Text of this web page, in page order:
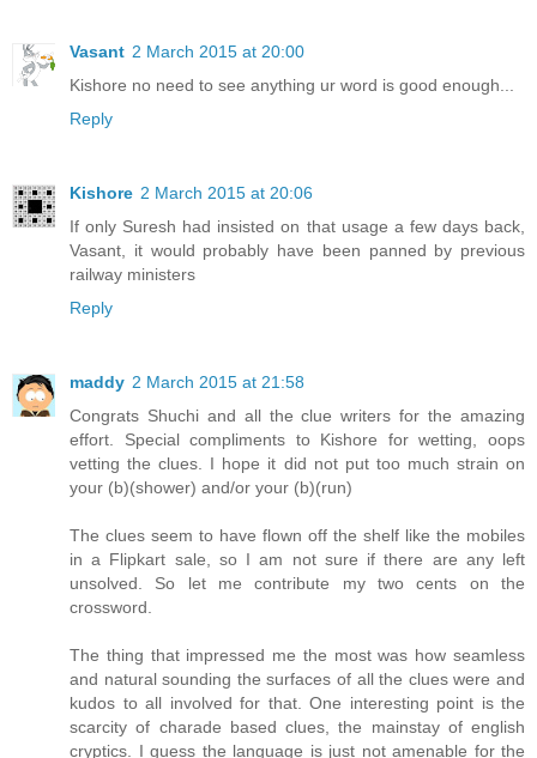
Vasant 2 March 2015 at 20:00
Kishore no need to see anything ur word is good enough...
Reply
Kishore 2 March 2015 at 20:06
If only Suresh had insisted on that usage a few days back,
Vasant, it would probably have been panned by previous
railway ministers
Reply
maddy 2 March 2015 at 21:58
Congrats Shuchi and all the clue writers for the amazing
effort. Special compliments to Kishore for wetting, oops
vetting the clues. I hope it did not put too much strain on
your (b)(shower) and/or your (b)(run)
The clues seem to have flown off the shelf like the mobiles
in a Flipkart sale, so I am not sure if there are any left
unsolved. So let me contribute my two cents on the
crossword.
The thing that impressed me the most was how seamless
and natural sounding the surfaces of all the clues were and
kudos to all involved for that. One interesting point is the
scarcity of charade based clues, the mainstay of english
cryptics. I guess the language is just not amenable for the